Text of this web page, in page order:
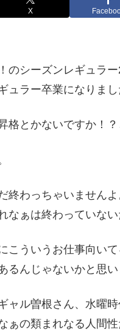
X
のシーズンレギュラ
ュラー卒業になりまし
格とかないですか！
終わっちゃいませんよ
なぁは終わっていない
こういうお仕事向い
るんじゃないかと思い
ャル曽根さん、水曜
ぁの類まれなる人間